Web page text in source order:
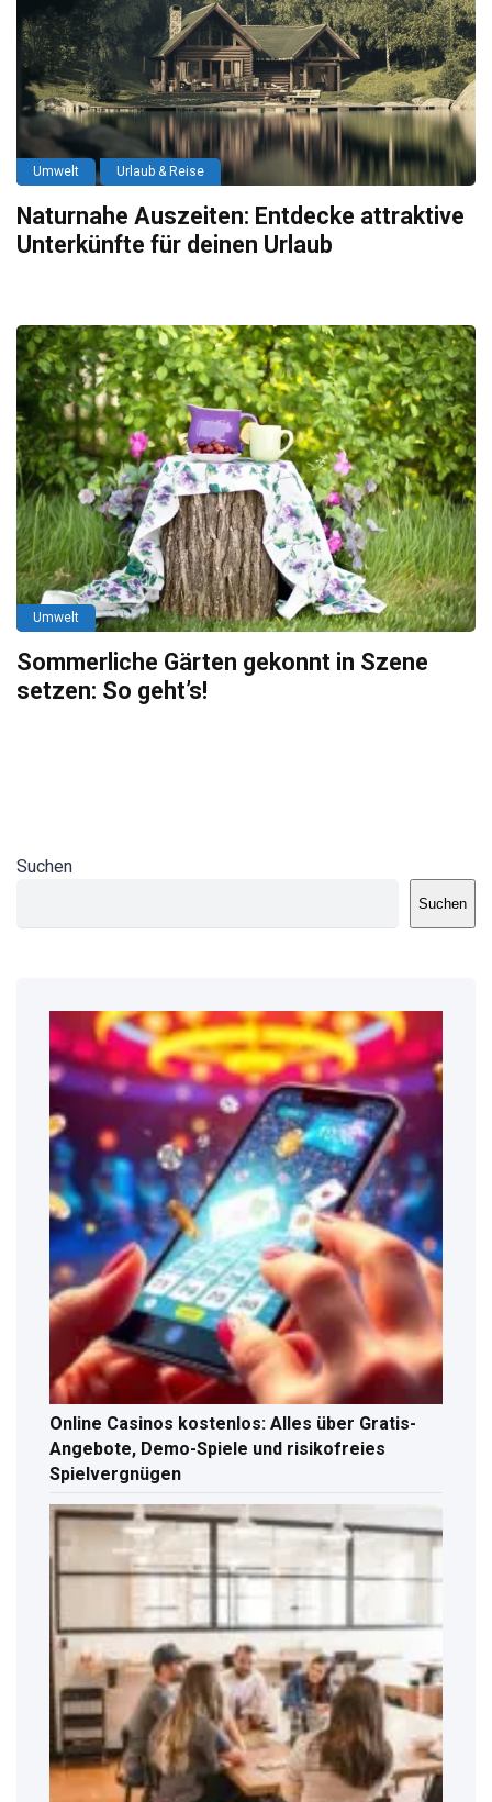
Umwelt Urlaub & Reise
Naturnahe Auszeiten: Entdecke attraktive
Unterkünfte für deinen Urlaub
Umwelt
Sommerliche Gärten gekonnt in Szene
setzen: So geht’s!
Suchen
Suchen
Online Casinos kostenlos: Alles über Gratis-
Angebote, Demo-Spiele und risikofreies
Spielvergnügen